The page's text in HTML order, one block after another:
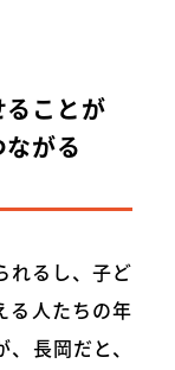
ることが
がる
れるし、子ど
る人たちの年
長岡だと、